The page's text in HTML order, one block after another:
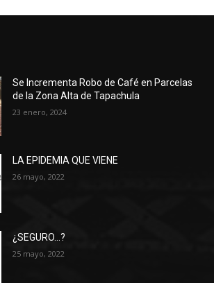
Se Incrementa Robo de Café en Parcelas
de la Zona Alta de Tapachula
23 enero, 2024
LA EPIDEMIA QUE VIENE
26 mayo, 2022
¿SEGURO…?
25 mayo, 2022